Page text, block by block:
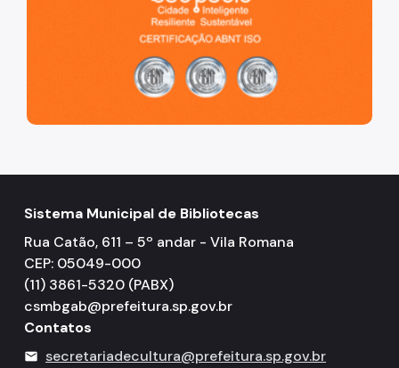
Sistema Municipal de Bibliotecas
Rua Catão, 611 – 5º andar - Vila Romana
CEP: 05049-000
(11) 3861-5320 (PABX)
csmbgab@prefeitura.sp.gov.br
Contatos
mail secretariadecultura@prefeitura.sp.gov.br